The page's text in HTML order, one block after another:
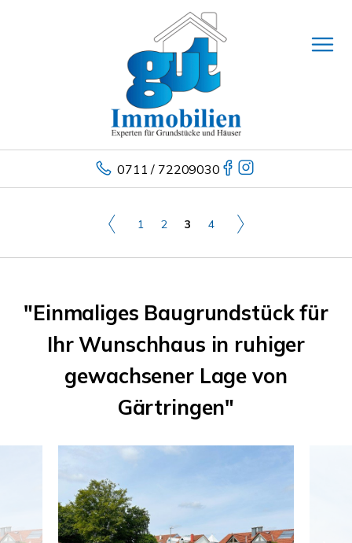
0711 / 72209030
1 2 3 4
"Einmaliges Baugrundstück für
Ihr Wunschhaus in ruhiger
gewachsener Lage von
Gärtringen"